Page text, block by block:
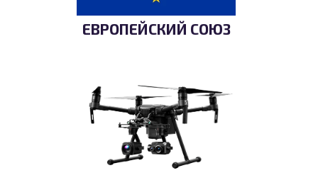
ЕВРОПЕЙСКИЙ СОЮЗ